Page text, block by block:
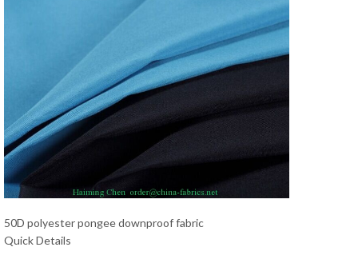
50D polyester pongee downproof fabric
Quick Details